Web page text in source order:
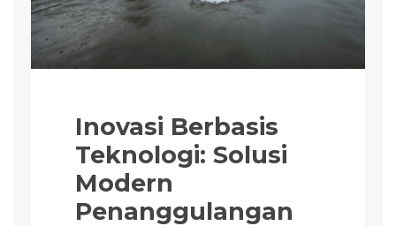
Inovasi Berbasis
Teknologi: Solusi
Modern
Penanggulangan